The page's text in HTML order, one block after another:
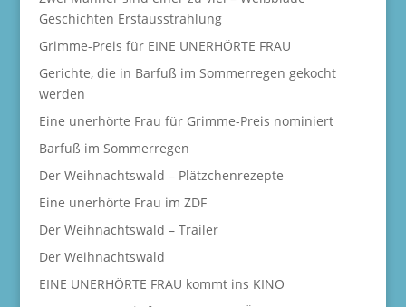
Geschichten Erstausstrahlung
Grimme-Preis für EINE UNERHÖRTE FRAU
Gerichte, die in Barfuß im Sommerregen gekocht
werden
Eine unerhörte Frau für Grimme-Preis nominiert
Barfuß im Sommerregen
Der Weihnachtswald – Plätzchenrezepte
Eine unerhörte Frau im ZDF
Der Weihnachtswald – Trailer
Der Weihnachtswald
EINE UNERHÖRTE FRAU kommt ins KINO